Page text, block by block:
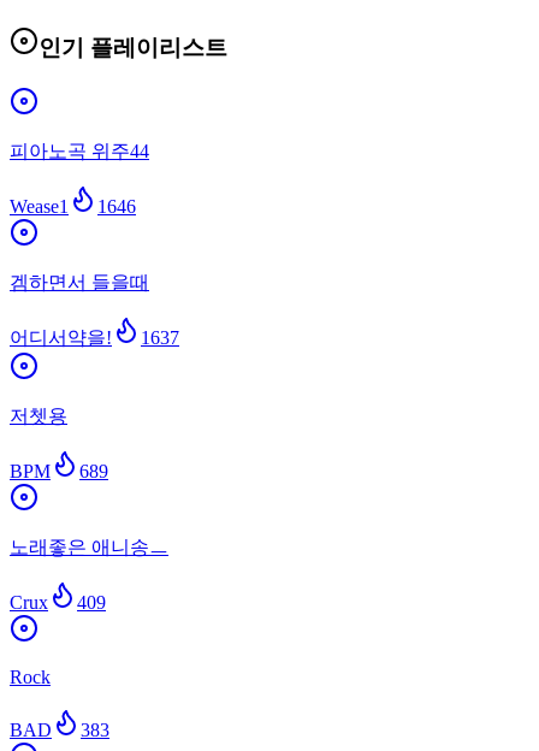
인기 플레이리스트
피아노곡 위주44
Wease1 1646
겜하면서 들을때
어디서약을! 1637
저쳇용
BPM 689
노래좋은 애니송ㅡ
Crux 409
Rock
BAD 383